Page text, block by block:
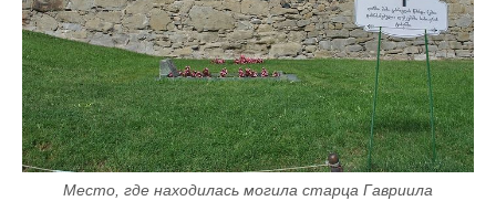
Место, где находилась могила старца Гавриила